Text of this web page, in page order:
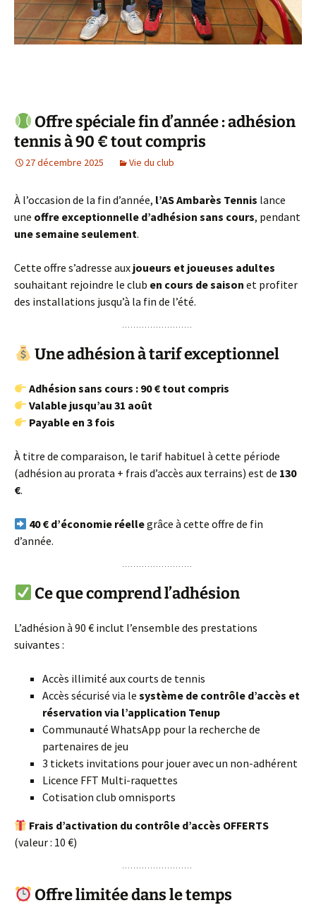
Offre spéciale fin d’année : adhésion
tennis à 90 € tout compris
27 décembre 2025 Vie du club
À l’occasion de la fin d’année, l’AS Ambarès Tennis lance
une offre exceptionnelle d’adhésion sans cours, pendant
une semaine seulement.
Cette offre s’adresse aux joueurs et joueuses adultes
souhaitant rejoindre le club en cours de saison et profiter
des installations jusqu’à la fin de l’été.
Une adhésion à tarif exceptionnel
Adhésion sans cours : 90 € tout compris
Valable jusqu’au 31 août
Payable en 3 fois
À titre de comparaison, le tarif habituel à cette période
(adhésion au prorata + frais d’accès aux terrains) est de 130
€.
40 € d’économie réellegrâce à cette offre de fin
d’année.
Ce que comprend l’adhésion
L’adhésion à 90 € inclut l’ensemble des prestations
suivantes :
Accès illimité aux courts de tennis
Accès sécurisé via le système de contrôle d’accès et
réservation via l’application Tenup
Communauté WhatsApp pour la recherche de
partenaires de jeu
3 tickets invitations pour jouer avec un non-adhérent
Licence FFT Multi-raquettes
Cotisation club omnisports
Frais d’activation du contrôle d’accès OFFERTS
(valeur : 10 €)
Offre limitée dans le temps